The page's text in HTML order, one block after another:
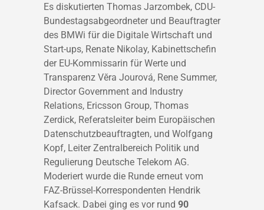
Es diskutierten Thomas Jarzombek, CDU-
Bundestagsabgeordneter und Beauftragter
des BMWi für die Digitale Wirtschaft und
Start-ups, Renate Nikolay, Kabinettschefin
der EU-Kommissarin für Werte und
Transparenz Vĕra Jourová, Rene Summer,
Director Government and Industry
Relations, Ericsson Group, Thomas
Zerdick, Referatsleiter beim Europäischen
Datenschutzbeauftragten, und Wolfgang
Kopf, Leiter Zentralbereich Politik und
Regulierung Deutsche Telekom AG.
Moderiert wurde die Runde erneut vom
FAZ-Brüssel-Korrespondenten Hendrik
Kafsack. Dabei ging es vor rund 90